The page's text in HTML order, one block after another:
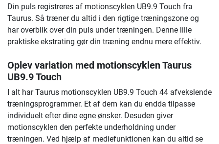
Din puls registreres af motionscyklen UB9.9 Touch fra
Taurus. Så træner du altid i den rigtige træningszone og
har overblik over din puls under træningen. Denne lille
praktiske ekstrating gør din træning endnu mere effektiv.
Oplev variation med motionscyklen Taurus
UB9.9 Touch
I alt har Taurus motionscyklen UB9.9 Touch 44 afvekslende
træningsprogrammer. Et af dem kan du endda tilpasse
individuelt efter dine egne ønsker. Desuden giver
motionscyklen den perfekte underholdning under
træningen. Ved hjælp af mediefunktionen kan du altid se